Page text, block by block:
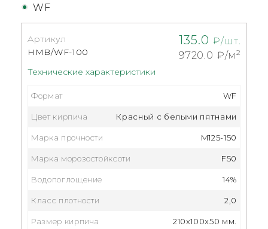
135.0 ₽/шт.
9720.0 ₽/м2
WF
Технические характеристики
Артикул
HMB/WF-100
Формат WF
Цвет кирпича Красный с белыми пятнами
Марка прочности M125-150
Марка морозостойксоти F50
Водопоглощение 14%
Класс плотности 2,0
Размер кирпича 210x100x50 мм.